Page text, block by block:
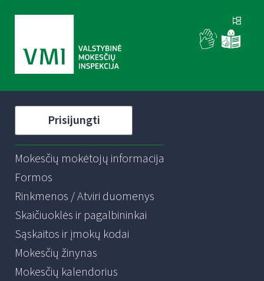
Prisijungti
Mokesčių mokėtojų informacija
Formos
Rinkmenos / Atviri duomenys
Skaičiuoklės ir pagalbininkai
Sąskaitos ir įmokų kodai
Mokesčių žinynas
Mokesčių kalendorius